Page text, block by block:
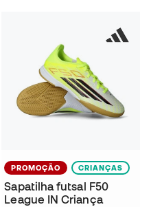
PROMOÇÃO CRIANÇAS
Sapatilha futsal F50
League IN Criança